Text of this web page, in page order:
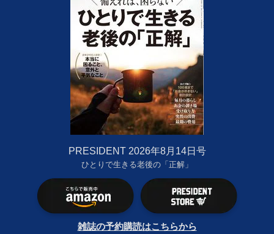
PRESIDENT 2026年8月14日号
ひとりで生きる老後の「正解」
雑誌の予約購読はこちらから